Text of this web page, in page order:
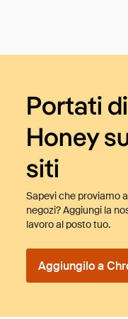
Portati
Honey
siti
Sapevi che proviamo
negozi? Aggiungi la
lavoro al posto tuo.
Aggiungilo a